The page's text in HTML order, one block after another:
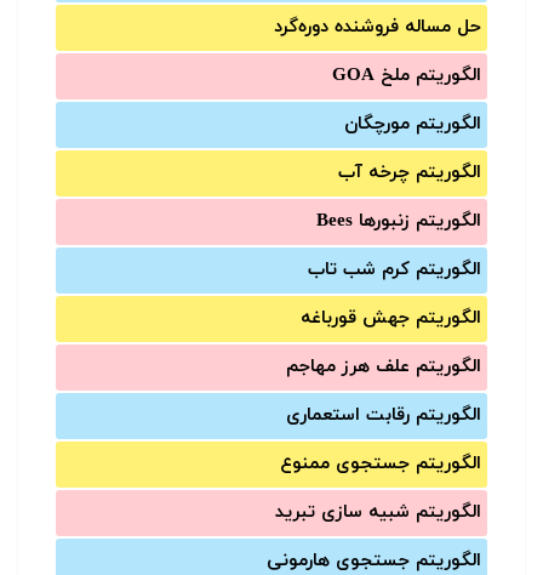
حل مساله فروشنده دوره‌گرد
الگوریتم ملخ GOA
الگوریتم مورچگان
الگوریتم چرخه آب
الگوریتم زنبورها Bees
الگوریتم کرم شب تاب
الگوریتم جهش قورباغه
الگوریتم علف هرز مهاجم
الگوریتم رقابت استعماری
الگوریتم جستجوی ممنوع
الگوریتم شبیه سازی تبرید
الگوریتم جستجوی هارمونی